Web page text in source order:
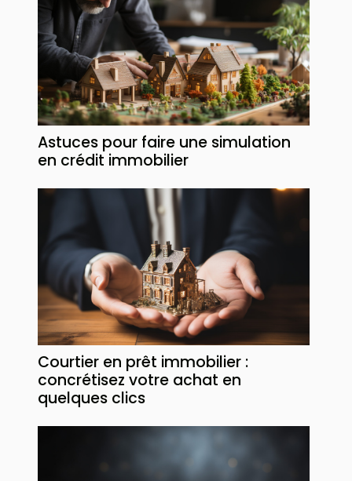
Astuces pour faire une simulation
en crédit immobilier
Courtier en prêt immobilier :
concrétisez votre achat en
quelques clics